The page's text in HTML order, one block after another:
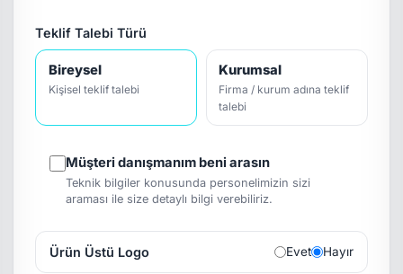
Teklif Talebi Türü
Bireysel
Kişisel teklif talebi
Kurumsal
Firma / kurum adına teklif
talebi
Müşteri danışmanım beni arasın
Teknik bilgiler konusunda personelimizin sizi
araması ile size detaylı bilgi verebiliriz.
Ürün Üstü Logo Evet Hayır